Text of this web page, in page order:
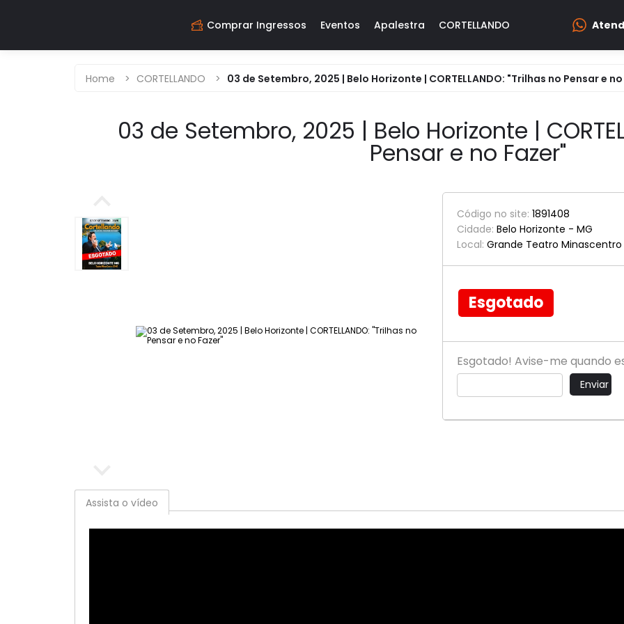
Comprar Ingressos Eventos Apalestra CORTELLANDO
Home > CORTELLANDO > 03 de Setembro, 2025 | Belo Horizonte | CORTELLANDO: "Trilhas no Pensar e
03 de Setembro, 2025 | Belo Horizonte |
Pensar e no Fazer"
Código no site: 1891408
Cidade: Belo Horizonte - MG
Local: Grande Teatro Minascentro
Esgotado
Esgotado! Avise-me quando
Enviar
Assista o vídeo